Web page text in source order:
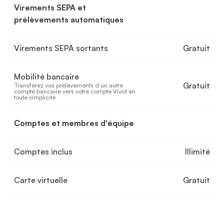
Virements SEPA et
prélèvements automatiques
Virements SEPA sortants Gratuit
Mobilité bancaire
Transférez vos prélèvements d’un autre
compte bancaire vers votre compte Vivid en
toute simplicité
Gratuit
Comptes et membres d'équipe
Comptes inclus Illimité
Carte virtuelle Gratuit